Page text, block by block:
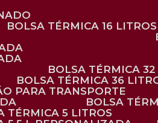
BOLSA TÉRMICA 16
BOLSA TÉRMICA
BOLSA TÉRMICA 36
PARA TRANSPORTE
BOLSA
TÉRMICA 5 LITROS